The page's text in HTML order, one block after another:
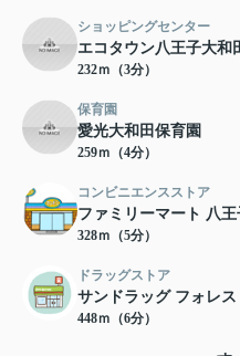
ショッピングセンター
エコタウン八王子大和
232ｍ（3分）
保育園
愛光大和田保育園
259ｍ（4分）
コンビニエンスストア
ファミリーマート 八
328ｍ（5分）
ドラッグストア
サンドラッグ フォレ
448ｍ（6分）